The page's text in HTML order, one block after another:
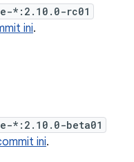
*:2.10.0-rc01
ini.
*:2.10.0-beta01
ini.